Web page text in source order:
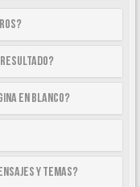
resultado?
en blanco?
y temas?